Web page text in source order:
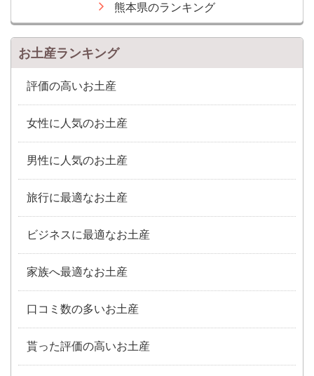
熊本県のランキング
お土産ランキング
評価の高いお土産
女性に人気のお土産
男性に人気のお土産
旅行に最適なお土産
ビジネスに最適なお土産
家族へ最適なお土産
口コミ数の多いお土産
貰った評価の高いお土産